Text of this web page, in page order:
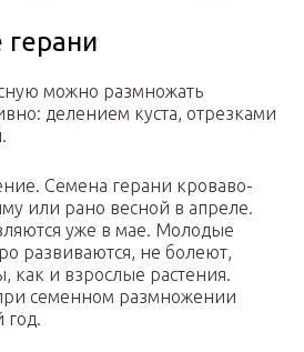
можно размножать
делением куста, отрезками
Семена герани кроваво-
или рано весной в апреле.
уже в мае. Молодые
развиваются, не болеют,
как и взрослые растения.
семенном размножении
год.